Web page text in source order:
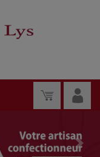
Next